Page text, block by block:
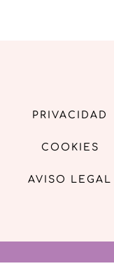
PRIVACIDAD
COOKIES
AVISO LEGAL